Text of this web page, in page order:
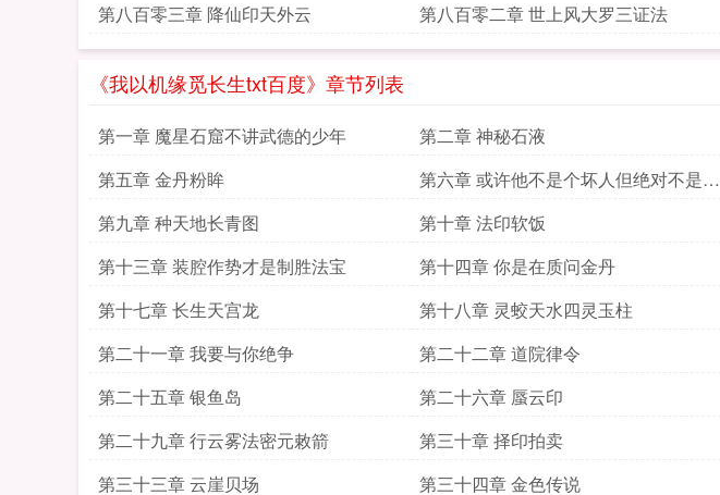
第八百零三章 降仙印天外云
第八百零二章 世上风大罗三证法
《我以机缘觅长生txt百度》章节列表
第一章 魔星石窟不讲武德的少年 第二章 神秘石液
第五章 金丹粉眸
第六章 或许他不是个坏人但绝对不是个
好人
第九章 种天地长青图
第十章 法印软饭
第十三章 装腔作势才是制胜法宝
第十四章 你是在质问金丹
第十七章 长生天宫龙
第十八章 灵蛟天水四灵玉柱
第二十一章 我要与你绝争
第二十二章 道院律令
第二十五章 银鱼岛
第二十六章 蜃云印
第二十九章 行云雾法密元敕箭
第三十章 择印拍卖
第三十三章 云崖贝场
第三十四章 金色传说